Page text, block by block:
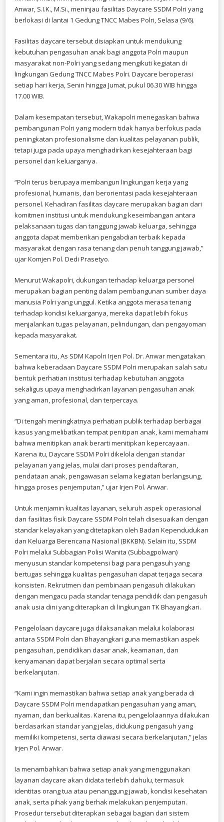
PERKUAT
ANAK
PERSONEL
Anwar, S.I.K., M.Si., meninjau fasilitas Daycare SSDM Polri yang
berlokasi di lantai 1 Gedung TNCC Mabes Polri, Selasa (9/6).
Fasilitas daycare tersebut disiapkan untuk mendukung
kebutuhan pengasuhan anak bagi anggota Polri maupun
masyarakat non-Polri yang sedang mengikuti kegiatan di
lingkungan Gedung TNCC Mabes Polri. Daycare beroperasi
setiap hari kerja, Senin hingga Jumat, pukul 06.30 WIB hingga
17.00 WIB.
Dalam kesempatan tersebut, Wakapolri menegaskan bahwa
pembangunan Polri yang modern tidak hanya berfokus pada
peningkatan profesionalisme dan kualitas pelayanan publik,
tetapi juga pada upaya menghadirkan kesejahteraan bagi
personel dan keluarganya.
“Polri terus berupaya membangun lingkungan kerja yang
profesional, humanis, dan berorientasi pada kesejahteraan
personel. Kehadiran fasilitas daycare merupakan bagian dari
komitmen institusi untuk mendukung keseimbangan antara
pelaksanaan tugas dan tanggung jawab keluarga, sehingga
anggota dapat memberikan pengabdian terbaik kepada
masyarakat dengan rasa tenang dan penuh tanggung jawab,”
ujar Komjen Pol. Dedi Prasetyo.
Menurut Wakapolri, dukungan terhadap keluarga personel
merupakan bagian penting dalam pembangunan sumber daya
manusia Polri yang unggul. Ketika anggota merasa tenang
terhadap kondisi keluarganya, mereka dapat lebih fokus
menjalankan tugas pelayanan, pelindungan, dan pengayoman
kepada masyarakat.
Sementara itu, As SDM Kapolri Irjen Pol. Dr. Anwar mengatakan
bahwa keberadaan Daycare SSDM Polri merupakan salah satu
bentuk perhatian institusi terhadap kebutuhan anggota
sekaligus upaya menghadirkan layanan pengasuhan anak
yang aman, profesional, dan terpercaya.
“Di tengah meningkatnya perhatian publik terhadap berbagai
kasus yang melibatkan tempat penitipan anak, kami memahami
bahwa menitipkan anak berarti menitipkan kepercayaan.
Karena itu, Daycare SSDM Polri dikelola dengan standar
pelayanan yang jelas, mulai dari proses pendaftaran,
pendataan anak, pengawasan selama kegiatan berlangsung,
hingga proses penjemputan,” ujar Irjen Pol. Anwar.
Untuk menjamin kualitas layanan, seluruh aspek operasional
dan fasilitas fisik Daycare SSDM Polri telah disesuaikan dengan
standar kelayakan yang ditetapkan oleh Badan Kependudukan
dan Keluarga Berencana Nasional (BKKBN). Selain itu, SSDM
Polri melalui Subbagian Polisi Wanita (Subbagpolwan)
menyusun standar kompetensi bagi para pengasuh yang
bertugas sehingga kualitas pengasuhan dapat terjaga secara
konsisten. Rekrutmen dan pembinaan pengasuh dilakukan
dengan mengacu pada standar tenaga pendidik dan pengasuh
anak usia dini yang diterapkan di lingkungan TK Bhayangkari.
Pengelolaan daycare juga dilaksanakan melalui kolaborasi
antara SSDM Polri dan Bhayangkari guna memastikan aspek
pengasuhan, pendidikan dasar anak, keamanan, dan
kenyamanan dapat berjalan secara optimal serta
berkelanjutan.
“Kami ingin memastikan bahwa setiap anak yang berada di
Daycare SSDM Polri mendapatkan pengasuhan yang aman,
nyaman, dan berkualitas. Karena itu, pengelolaannya dilakukan
berdasarkan standar yang jelas, didukung pengasuh yang
memiliki kompetensi, serta diawasi secara berkelanjutan,” jelas
Irjen Pol. Anwar.
Ia menambahkan bahwa setiap anak yang menggunakan
layanan daycare akan didata terlebih dahulu, termasuk
identitas orang tua atau penanggung jawab, kondisi kesehatan
anak, serta pihak yang berhak melakukan penjemputan.
Prosedur tersebut diterapkan sebagai bagian dari sistem